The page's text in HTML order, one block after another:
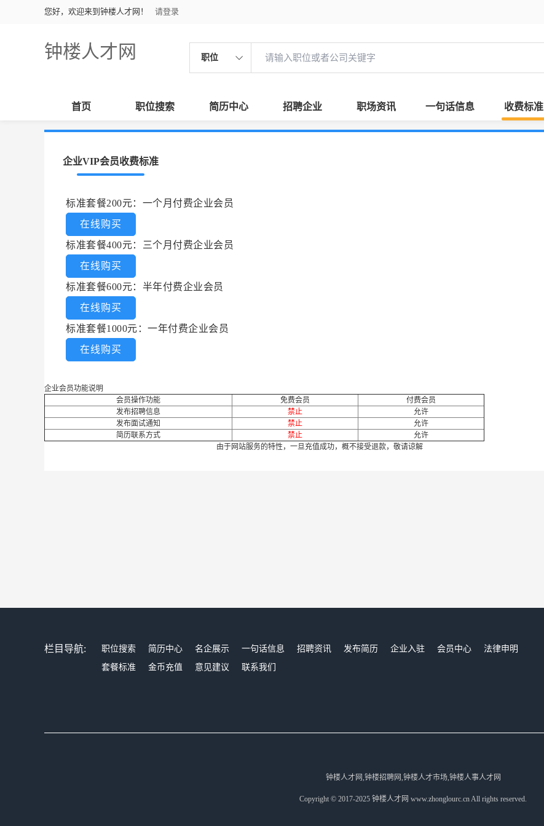
您好，欢迎来到钟楼人才网！ 请登录
钟楼人才网 职位
首页 职位搜索 简历中心 招聘企业 职场资讯 一句话信息 收费标准
企业VIP会员收费标准
标准套餐200元：一个月付费企业会员
在线购买
标准套餐400元：三个月付费企业会员
在线购买
标准套餐600元：半年付费企业会员
在线购买
标准套餐1000元：一年付费企业会员
在线购买
企业会员功能说明
会员操作功能
免费会员
付费会员
发布招聘信息
禁止
允许
发布面试通知
禁止
允许
简历联系方式
禁止
允许
由于网站服务的特性，一旦充值成功，概不接受退款，敬请谅解
栏目导航: 职位搜索 简历中心 名企展示 一句话信息 招聘资讯 发布简历 企业入驻 会员中心
法律申明
套餐标准
金币充值 意见建议 联系我们
钟楼人才网,钟楼招聘网,钟楼人才市场,钟楼人事人才网
Copyright © 2017-2025 钟楼人才网 www.zhonglourc.cn All rights reserved.